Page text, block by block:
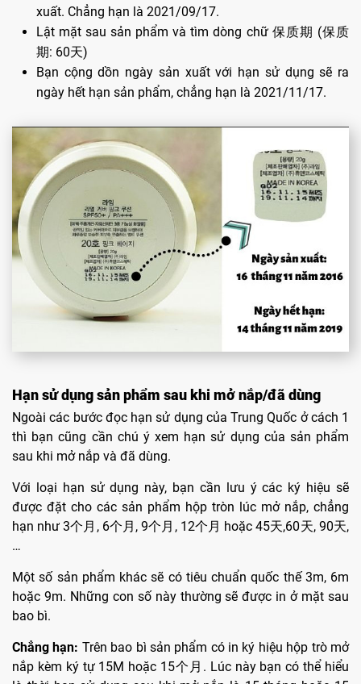
xuất. Chẳng hạn là 2021/09/17.
Lật mặt sau sản phẩm và tìm dòng chữ 保质期 (保质
期: 60天)
Bạn cộng dồn ngày sản xuất với hạn sử dụng sẽ ra
ngày hết hạn sản phẩm, chẳng hạn là 2021/11/17.
Hạn sử dụng sản phẩm sau khi mở nắp/đã dùng
Ngoài các bước đọc hạn sử dụng của Trung Quốc ở cách 1
thì bạn cũng cần chú ý xem hạn sử dụng của sản phẩm
sau khi mở nắp và đã dùng.
Với loại hạn sử dụng này, bạn cần lưu ý các ký hiệu sẽ
được đặt cho các sản phẩm hộp tròn lúc mở nắp, chẳng
hạn như 3个月, 6个月, 9个月, 12个月 hoặc 45天,60天, 90天,
…
Một số sản phẩm khác sẽ có tiêu chuẩn quốc thế 3m, 6m
hoặc 9m. Những con số này thường sẽ được in ở mặt sau
bao bì.
Chẳng hạn: Trên bao bì sản phẩm có in ký hiệu hộp trò mở
nắp kèm ký tự 15M hoặc 15个月. Lúc này bạn có thể hiểu